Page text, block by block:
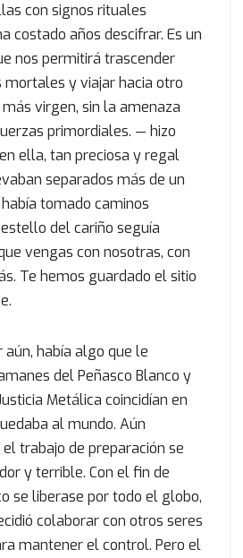
con signos rituales
costado años descifrar. Es un
nos permitirá trascender
mortales y viajar hacia otro
virgen, sin la amenaza
primordiales. — hizo
ella, tan preciosa y regal
separados más de un
tomado caminos
del cariño seguía
vengas con nosotras, con
Te hemos guardado el sitio
había algo que le
del Peñasco Blanco y
Metálica coincidían en
al mundo. Aún
trabajo de preparación se
y terrible. Con el fin de
se liberase por todo el globo,
colaborar con otros seres
mantener el control. Pero el